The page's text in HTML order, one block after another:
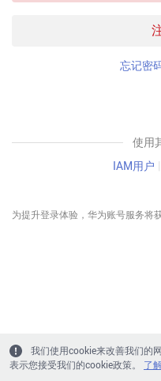
忘记密
使用
IAM用户 |
为提升登录体验，华为账号服务将
我们使用cookie来改善我们的
表示您接受我们的cookie政策。
了